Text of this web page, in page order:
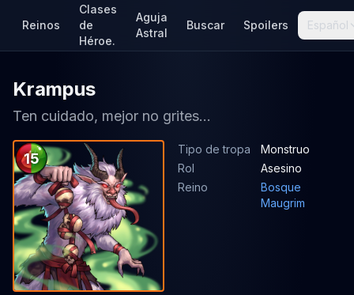
Reinos
Clases
de
Héroe.
Aguja
Astral
Buscar Spoilers Español
Krampus
Ten cuidado, mejor no grites...
15
Tipo de tropa
Monstruo
Rol
Asesino
Reino
Bosque
Maugrim